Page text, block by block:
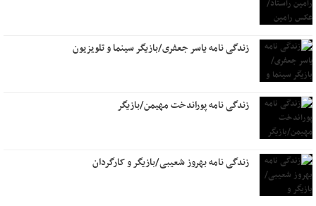
زندگی نامه یاسر جعفری/بازیگر سینما و تلویزیون
زندگی نامه پوراندخت مهیمن/بازیگر
زندگی نامه بهروز شعیبی/بازیگر و کارگردان